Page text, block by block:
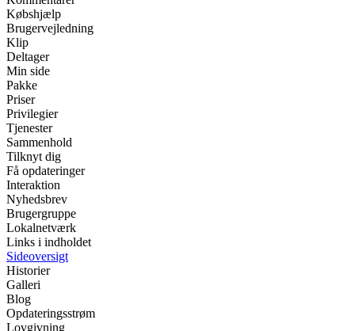
Købshjælp
Brugervejledning
Klip
Deltager
Min side
Pakke
Priser
Privilegier
Tjenester
Sammenhold
Tilknyt dig
Få opdateringer
Interaktion
Nyhedsbrev
Brugergruppe
Lokalnetværk
Links i indholdet
Sideoversigt
Historier
Galleri
Blog
Opdateringsstrøm
Lovgivning